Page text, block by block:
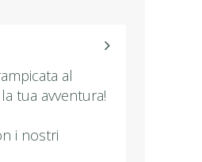
al
tua avventura!
i nostri